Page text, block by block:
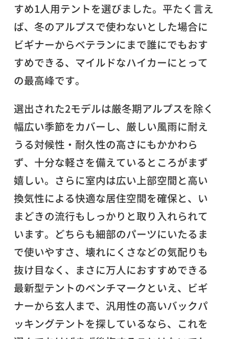
すめ1人用テントを選びました。平たく言え
ば、冬のアルプスで使わないとした場合に
ビギナーからベテランにまで誰にでもおす
すめできる、マイルドなハイカーにとって
の最高峰です。
選出された2モデルは厳冬期アルプスを除く
幅広い季節をカバーし、厳しい風雨に耐え
うる対候性・耐久性の高さにもかかわら
ず、十分な軽さを備えているところがまず
嬉しい。さらに室内は広い上部空間と高い
換気性による快適な居住空間を確保と、い
まどきの流行もしっかりと取り入れられて
います。どちらも細部のパーツにいたるま
で使いやすさ、壊れにくさなどの気配りも
抜け目なく、まさに万人におすすめできる
最新型テントのベンチマークといえ、ビギ
ナーから玄人まで、汎用性の高いバックパ
ッキングテントを探しているなら、これを